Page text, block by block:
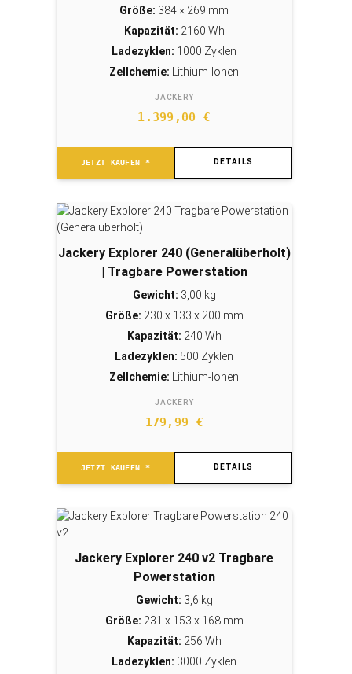
Größe: 384 × 269 mm
Kapazität: 2160 Wh
Ladezyklen: 1000 Zyklen
Zellchemie: Lithium-Ionen
JACKERY
1.399,00 €
JETZT KAUFEN * DETAILS
Jackery Explorer 240 (Generalüberholt)
| Tragbare Powerstation
Gewicht: 3,00 kg
Größe: 230 x 133 x 200 mm
Kapazität: 240 Wh
Ladezyklen: 500 Zyklen
Zellchemie: Lithium-Ionen
JACKERY
179,99 €
JETZT KAUFEN * DETAILS
Jackery Explorer 240 v2 Tragbare
Powerstation
Gewicht: 3,6 kg
Größe: 231 x 153 x 168 mm
Kapazität: 256 Wh
Ladezyklen: 3000 Zyklen